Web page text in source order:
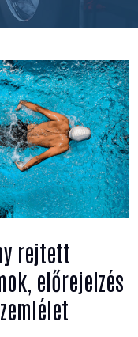
rejtett
előrejelzés